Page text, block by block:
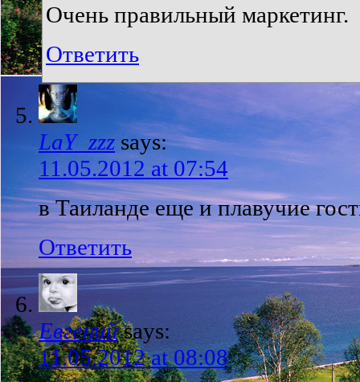
Очень правильный маркетинг.
Ответить
LaY_zzz says:
11.05.2012 at 07:54
в Таиланде еще и плавучие
Ответить
Евгений says:
11.05.2012 at 08:08